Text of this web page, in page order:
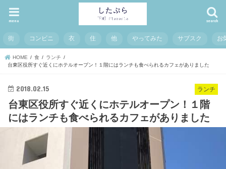
search
menu
街 コンビニ 衣 住 他 やってみた サブスク お
HOME 食
ランチ
台東区役所すぐ近くにホテルオープン！１階にはランチも食べられるカフェがありました
ランチ
2018.02.15
台東区役所すぐ近くにホテルオープン！１階
にはランチも食べられるカフェがありました